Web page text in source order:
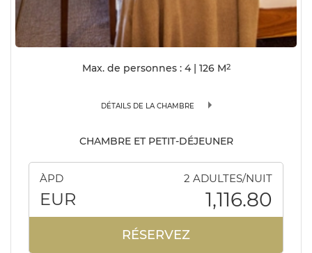
Max. de personnes : 4 | 126M2
DÉTAILS DE LA CHAMBRE
CHAMBRE ET PETIT-DÉJEUNER
ÀPD 2 ADULTES/NUIT
EUR 1,116.80
RÉSERVEZ